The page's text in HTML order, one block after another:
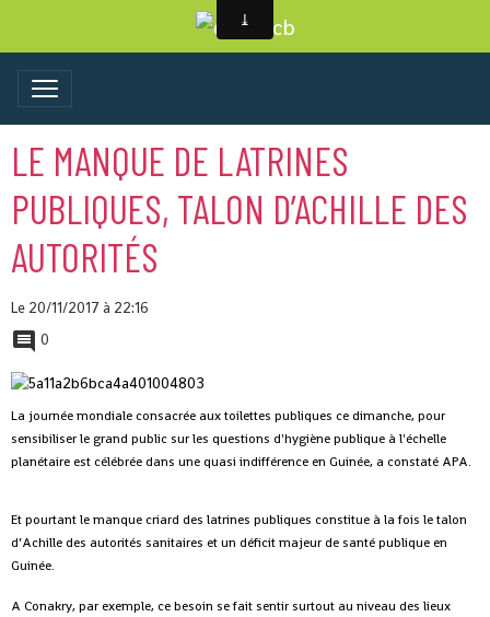
LE MANQUE DE LATRINES
PUBLIQUES, TALON D’ACHILLE DES
AUTORITÉS
Le 20/11/2017 à 22:16
0
La journée mondiale consacrée aux toilettes publiques ce dimanche, pour
sensibiliser le grand public sur les questions d'hygiène publique à l'échelle
planétaire est célébrée dans une quasi indifférence en Guinée, a constaté APA.
Et pourtant le manque criard des latrines publiques constitue à la fois le talon
d’Achille des autorités sanitaires et un déficit majeur de santé publique en
Guinée.
A Conakry, par exemple, ce besoin se fait sentir surtout au niveau des lieux